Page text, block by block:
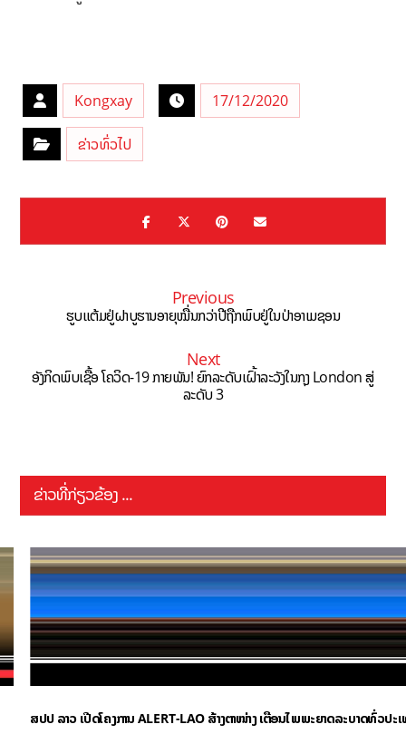
Kongxay 17/12/2020
ຂ່າວທົ່ວໄປ
Previous
ຮູບແຕ້ມຢູ່ຝາບູຮານອາຍຸໝື່ນກວ່າປີຖືກພົບຢູ່ໃນປ່າອາເມຊອນ
Next
ອັງກິດພົບເຊື້ອ ໂຄວິດ-19 ກາຍພັນ! ຍົກລະດັບເຝົ້າລະວັງໃນກຸງ London ສູ່
ລະດັບ 3
ຂ່າວທີ່ກ່ຽວຂ້ອງ ...
ສປປ ລາວ ເປີດໂຄງການ ALERT-LAO ສ້າງຕາໜ່າງ ເຕືອນໄພພະຍາດລະບາດທົ່ວປະ